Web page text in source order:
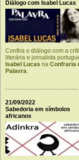
Diálogo com Isabel Lucas
Confira o diálogo com a
literária e jornalista
Isabel Lucas na Confraria
Palavra.
21/09/2022
Sabedoria em símbolos
africanos